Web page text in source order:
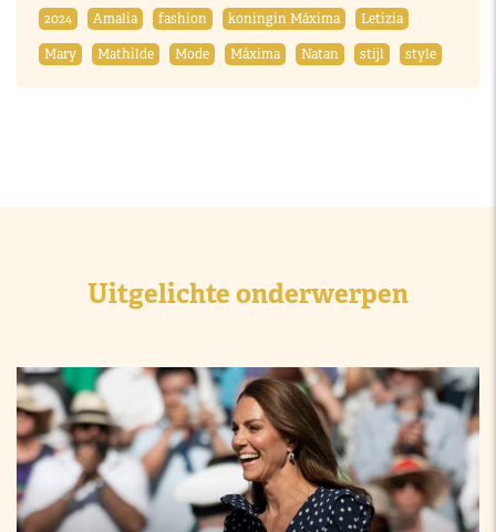
2024 Amalia fashion koningin Máxima
Letizia
Mary
Mathilde Mode Máxima Natan stijl style
Uitgelichte onderwerpen